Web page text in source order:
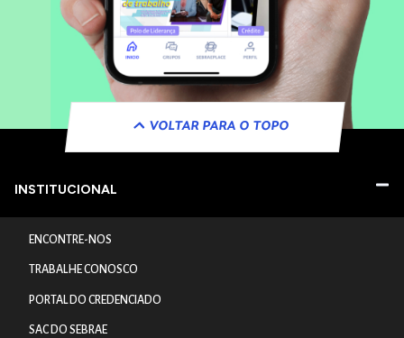
VOLTAR PARA O TOPO
INSTITUCIONAL
ENCONTRE-NOS
TRABALHE CONOSCO
PORTAL DO CREDENCIADO
SAC DO SEBRAE